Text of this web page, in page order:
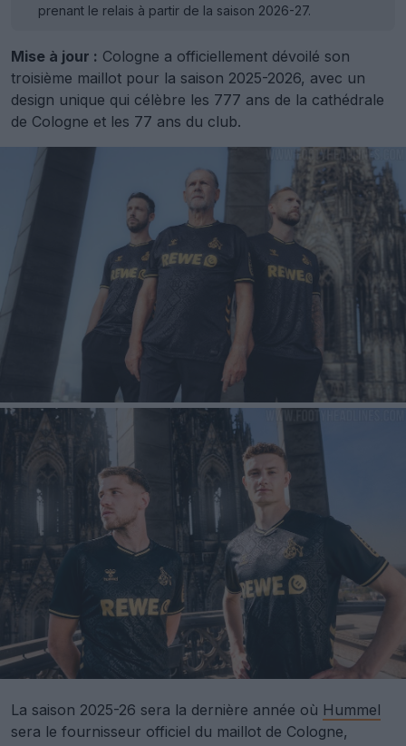
prenant le relais à partir de la saison 2026-27.
Mise à jour : Cologne a officiellement dévoilé son
troisième maillot pour la saison 2025-2026, avec un
design unique qui célèbre les 777 ans de la cathédrale
de Cologne et les 77 ans du club.
La saison 2025-26 sera la dernière année où Hummel
sera le fournisseur officiel du maillot de Cologne,